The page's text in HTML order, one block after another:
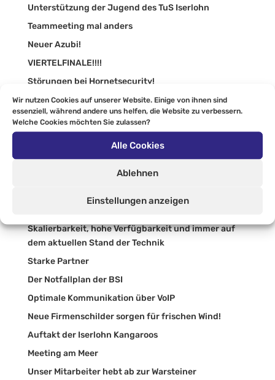
Wir nutzen Cookies auf unserer Website. Einige von ihnen sind
essenziell, während andere uns helfen, die Website zu verbessern.
Welche Cookies möchten Sie zulassen?
Alle Cookies
Ablehnen
Einstellungen anzeigen
Unterstützung der Jugend des TuS Iserlohn
Teammeeting mal anders
Neuer Azubi!
VIERTELFINALE!!!!
Störungen bei Hornetsecurity!
Synaxon Impulse 2024
Auszubildenden Ausflug nach Berlin
Skalierbarkeit, hohe Verfügbarkeit und immer auf
dem aktuellen Stand der Technik
Starke Partner
Der Notfallplan der BSI
Optimale Kommunikation über VoIP
Neue Firmenschilder sorgen für frischen Wind!
Auftakt der Iserlohn Kangaroos
Meeting am Meer
Unser Mitarbeiter hebt ab zur Warsteiner